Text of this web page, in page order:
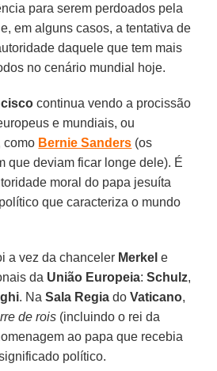
para serem perdoados pela
em alguns casos, a tentativa de
daquele que tem mais
no cenário mundial hoje.
continua vendo a procissão
e mundiais, ou
como Bernie Sanders (os
que deviam ficar longe dele). É
moral do papa jesuíta
que caracteriza o mundo
a vez da chanceler Merkel e
da União Europeia:Schulz,
. NaSala Regia doVaticano,
de rois (incluindo o rei da
ao papa que recebia
político.